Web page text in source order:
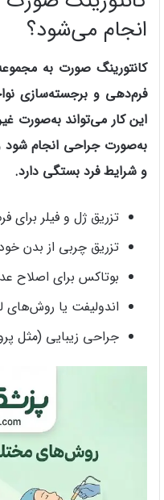
انجام می‌شود؟
کانتورینگ صورت به
فرم‌دهی و برجسته‌سازی
این کار می‌تواند به‌صورت
به‌صورت جراحی انجام
و شرایط فرد بستگی دارد.
تزریق ژل و فیلر
تزریق چربی از بدن
بوتاکس برای اصلاح
اندولیفت یا روش‌های
جراحی زیبایی (مثل